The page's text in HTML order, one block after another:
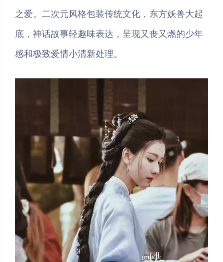
之爱。二次元风格包装传统文化，东方妖兽大起
底，神话故事轻趣味表达，呈现又丧又燃的少年
感和极致爱情小清新处理。